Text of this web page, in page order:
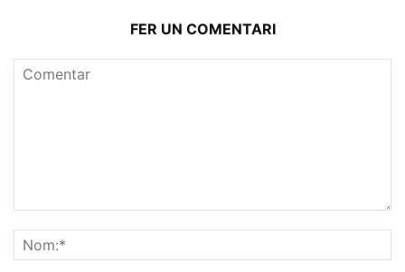
FER UN COMENTARI